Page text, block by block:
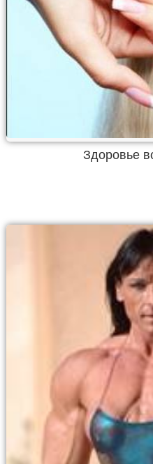
Здоровье